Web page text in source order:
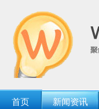
首页 新闻资讯